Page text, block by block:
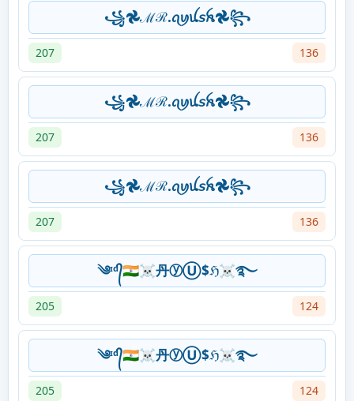
꧁𖣘ℳℛ.ꪖꪗꪊ𝘴ꫝ𖣘꧂
207 136
꧁𖣘ℳℛ.ꪖꪗꪊ𝘴ꫝ𖣘꧂
207 136
꧁𖣘ℳℛ.ꪖꪗꪊ𝘴ꫝ𖣘꧂
207 136
༄ᶦᵈ᭄🇮🇳☠丹ⓨⓊ$ℌ☠࿐
205 124
༄ᶦᵈ᭄🇮🇳☠丹ⓨⓊ$ℌ☠࿐
205 124